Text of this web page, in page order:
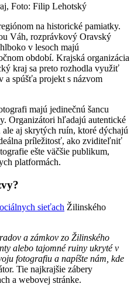
Foto: Filip Lehotský
na historické pamiatky.
Váh, rozprávkový Oravský
v lesoch majú
období. Krajská organizácia
kraj sa preto rozhodla využiť
a spúšťa projekt s názvom
majú jedinečnú šancu
Organizátori hľadajú autentické
aj skrytých ruín, ktoré dýchajú
príležitosť, ako zviditeľniť
ešte väčšie publikum,
platformách.
sieťach Žilinského
a zámkov zo Žilinského
alebo tajomné ruiny ukryté v
fotografiu a napíšte nám, kde
Tie najkrajšie zábery
a webovej stránke.